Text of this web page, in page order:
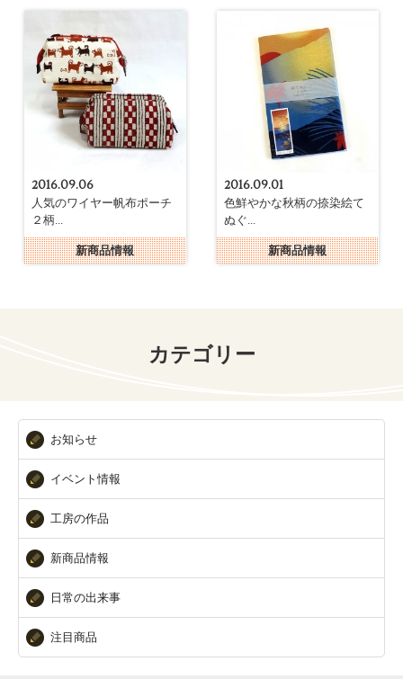
2016.09.06
人気のワイヤー帆布ポーチ
２柄...
新商品情報
2016.09.01
色鮮やかな秋柄の捺染絵て
ぬぐ...
新商品情報
カテゴリー
お知らせ
イベント情報
工房の作品
新商品情報
日常の出来事
注目商品